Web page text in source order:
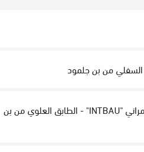
الجلسة 3- دور المهندسين المعماريين والمخططين في توسيع نطاق العمارة والتخطيط العمراني "INTBAU" - الطابق العلوي من بن